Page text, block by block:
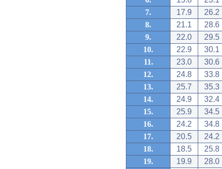
7.
17.9
26.2
8.
21.1
28.6
9.
22.0
29.5
10.
22.9
30.1
11.
23.0
30.6
12.
24.8
33.8
13.
25.7
35.3
14.
24.9
32.4
15.
25.9
34.5
16.
24.2
34.8
17.
20.5
24.2
18.
18.5
25.8
19.
19.9
28.0